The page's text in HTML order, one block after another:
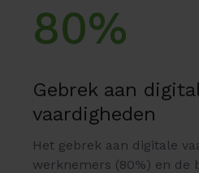
80%
Gebrek aan
vaardigheden
Het gebrek aan digitale
werknemers (80%) en de